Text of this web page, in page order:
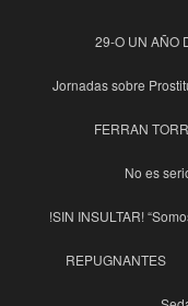
29-O UN AÑO
Jornadas sobre
FERRAN
No es
!SIN INSULTAR!
REPUGNANTES